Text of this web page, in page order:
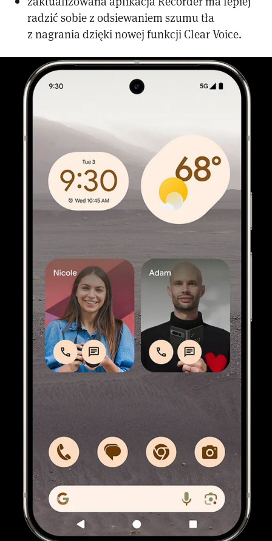
radzić sobie z odsiewaniem szumu tła
z nagrania dzięki nowej funkcji Clear Voice.